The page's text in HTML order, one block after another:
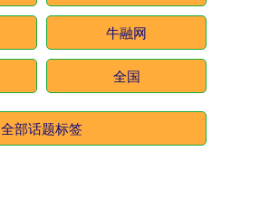
牛融网
全国
全部话题标签